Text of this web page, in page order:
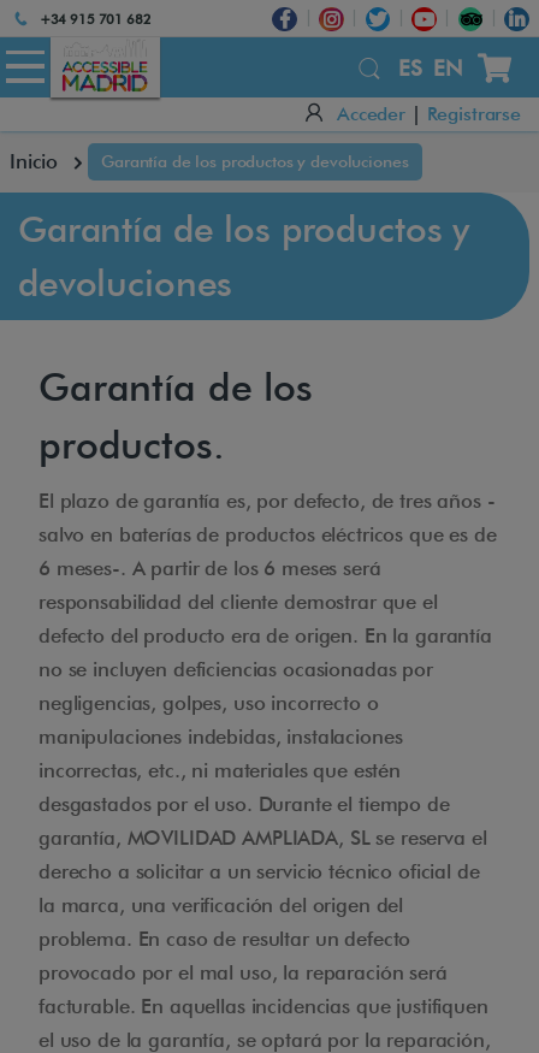
Atención:
Este
sitio
cuenta
un
sistema
de
accesibilidad.
+34 915 701 682
ES EN
Acceder Registrarse
Inicio Garantía de los productos y devoluciones
Garantía de los productos y
devoluciones
Garantía de los
productos.
El plazo de garantía es, por defecto, de tres años -
salvo en baterías de productos eléctricos que es de
6 meses-. A partir de los 6 meses será
responsabilidad del cliente demostrar que el
defecto del producto era de origen. En la garantía
no se incluyen deficiencias ocasionadas por
negligencias, golpes, uso incorrecto o
manipulaciones indebidas, instalaciones
incorrectas, etc., ni materiales que estén
desgastados por el uso. Durante el tiempo de
garantía, MOVILIDAD AMPLIADA, SL se reserva el
derecho a solicitar a un servicio técnico oficial de
la marca, una verificación del origen del
problema. En caso de resultar un defecto
provocado por el mal uso, la reparación será
facturable. En aquellas incidencias que justifiquen
el uso de la garantía, se optará por la reparación,